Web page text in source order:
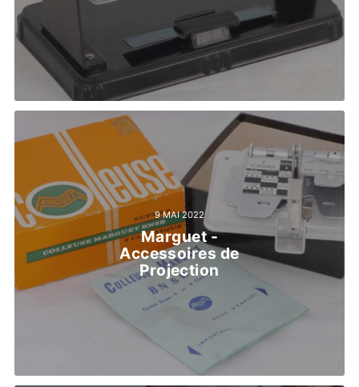
9 MAI 2022
Marguet -
Accessoires de
Projection